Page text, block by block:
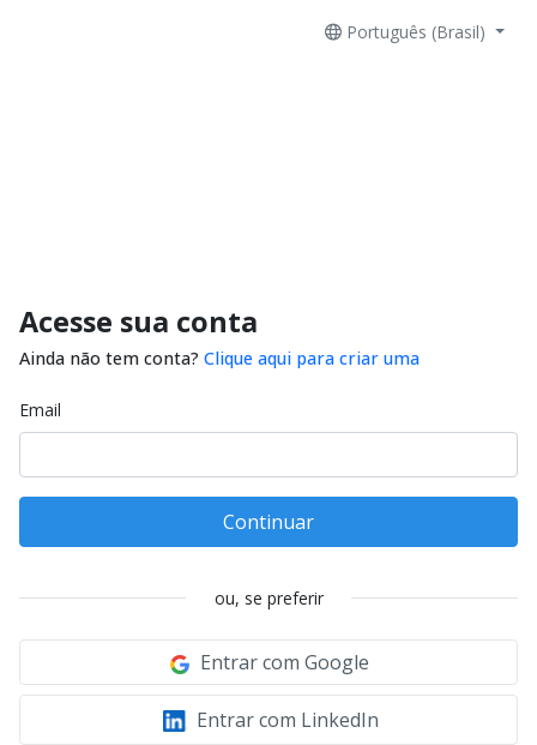
Português (Brasil)
Acesse sua conta
Ainda não tem conta? Clique aqui para criar uma
Email
Continuar
ou, se preferir
Entrar com Google
Entrar com LinkedIn